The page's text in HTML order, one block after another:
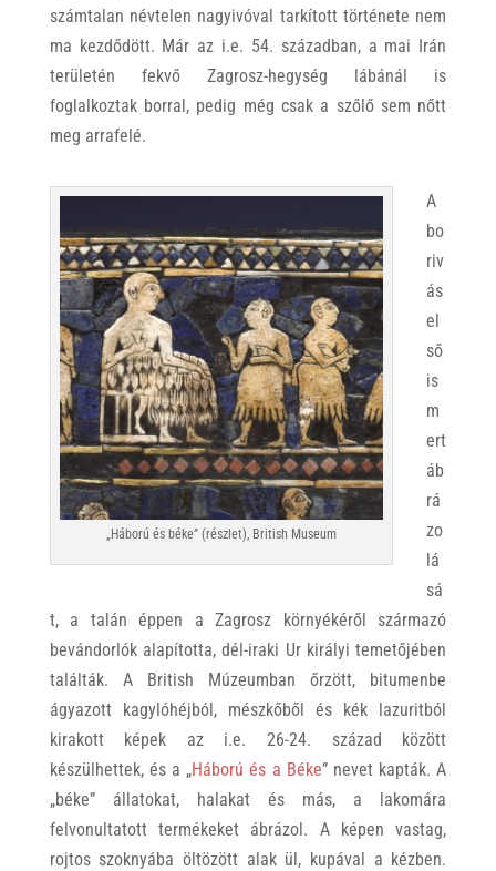
számtalan névtelen nagyivóval tarkított története nem
ma kezdődött. Már az i.e. 54. században, a mai Irán
területén fekvő Zagrosz-hegység lábánál is
foglalkoztak borral, pedig még csak a szőlő sem nőtt
meg arrafelé.
„Háború és béke” (részlet), British Museum
A
bo
riv
ás
el
ső
is
m
ert
áb
rá
zo
lá
sá
t, a talán éppen a Zagrosz környékéről származó
bevándorlók alapította, dél-iraki Ur királyi temetőjében
találták. A British Múzeumban őrzött, bitumenbe
ágyazott kagylóhéjból, mészkőből és kék lazuritból
kirakott képek az i.e. 26-24. század között
készülhettek, és a „Háború és a Béke” nevet kapták. A
„béke” állatokat, halakat és más, a lakomára
felvonultatott termékeket ábrázol. A képen vastag,
rojtos szoknyába öltözött alak ül, kupával a kézben.